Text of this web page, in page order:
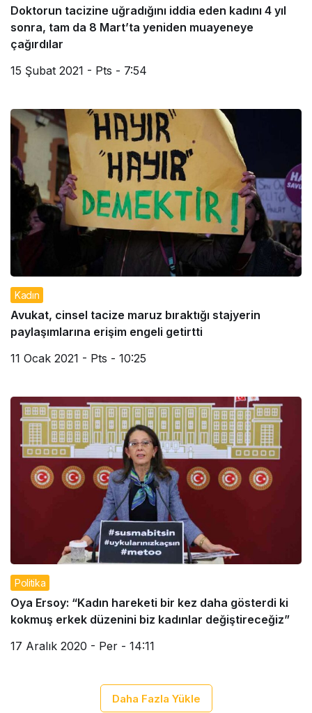
Doktorun tacizine uğradığını iddia eden kadını 4 yıl
sonra, tam da 8 Mart’ta yeniden muayeneye
çağırdılar
15 Şubat 2021 - Pts - 7:54
Kadın
Avukat, cinsel tacize maruz bıraktığı stajyerin
paylaşımlarına erişim engeli getirtti
11 Ocak 2021 - Pts - 10:25
Politika
Oya Ersoy: “Kadın hareketi bir kez daha gösterdi ki
kokmuş erkek düzenini biz kadınlar değiştireceğiz”
17 Aralık 2020 - Per - 14:11
Daha Fazla Yükle